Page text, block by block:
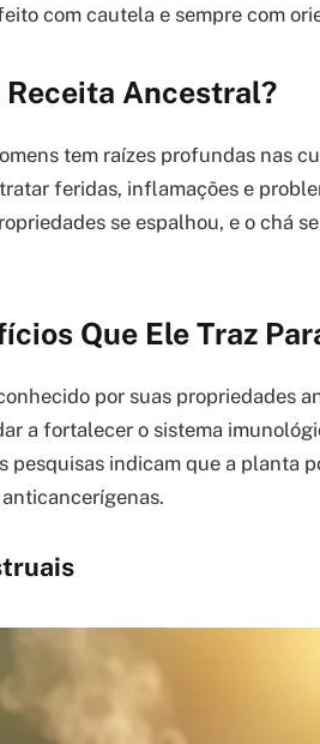
com cautela e sempre com
Receita Ancestral?
tem raízes profundas nas
feridas, inflamações e
se espalhou, e o chá
Que Ele Traz
por suas propriedades
a fortalecer o sistema
pesquisas indicam que a planta